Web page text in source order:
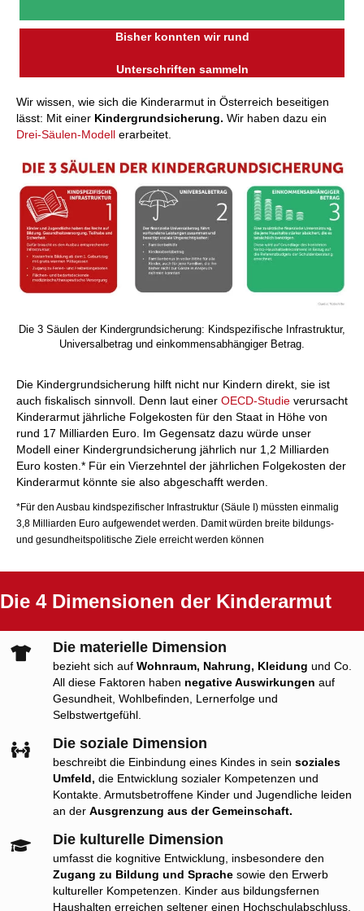
Bisher konnten wir rund
Unterschriften sammeln
Wir wissen, wie sich die Kinderarmut in Österreich beseitigen
lässt: Mit einer Kindergrundsicherung. Wir haben dazu ein
Drei-Säulen-Modell erarbeitet.
Die 3 Säulen der Kindergrundsicherung: Kindspezifische Infrastruktur,
Universalbetrag und einkommensabhängiger Betrag.
Die Kindergrundsicherung hilft nicht nur Kindern direkt, sie ist
auch fiskalisch sinnvoll. Denn laut einer OECD-Studie verursacht
Kinderarmut jährliche Folgekosten für den Staat in Höhe von
rund 17 Milliarden Euro. Im Gegensatz dazu würde unser
Modell einer Kindergrundsicherung jährlich nur 1,2 Milliarden
Euro kosten.* Für ein Vierzehntel der jährlichen Folgekosten der
Kinderarmut könnte sie also abgeschafft werden.
*Für den Ausbau kindspezifischer Infrastruktur (Säule I) müssten einmalig
3,8 Milliarden Euro aufgewendet werden. Damit würden breite bildungs-
und gesundheitspolitische Ziele erreicht werden können
Die 4 Dimensionen der Kinderarmut
Die materielle Dimension
bezieht sich auf Wohnraum, Nahrung, Kleidung und Co.
All diese Faktoren haben negative Auswirkungen auf
Gesundheit, Wohlbefinden, Lernerfolge und
Selbstwertgefühl.
Die soziale Dimension
beschreibt die Einbindung eines Kindes in sein soziales
Umfeld, die Entwicklung sozialer Kompetenzen und
Kontakte. Armutsbetroffene Kinder und Jugendliche leiden
an der Ausgrenzung aus der Gemeinschaft.
Die kulturelle Dimension
umfasst die kognitive Entwicklung, insbesondere den
Zugang zu Bildung und Sprache sowie den Erwerb
kultureller Kompetenzen. Kinder aus bildungsfernen
Haushalten erreichen seltener einen Hochschulabschluss,